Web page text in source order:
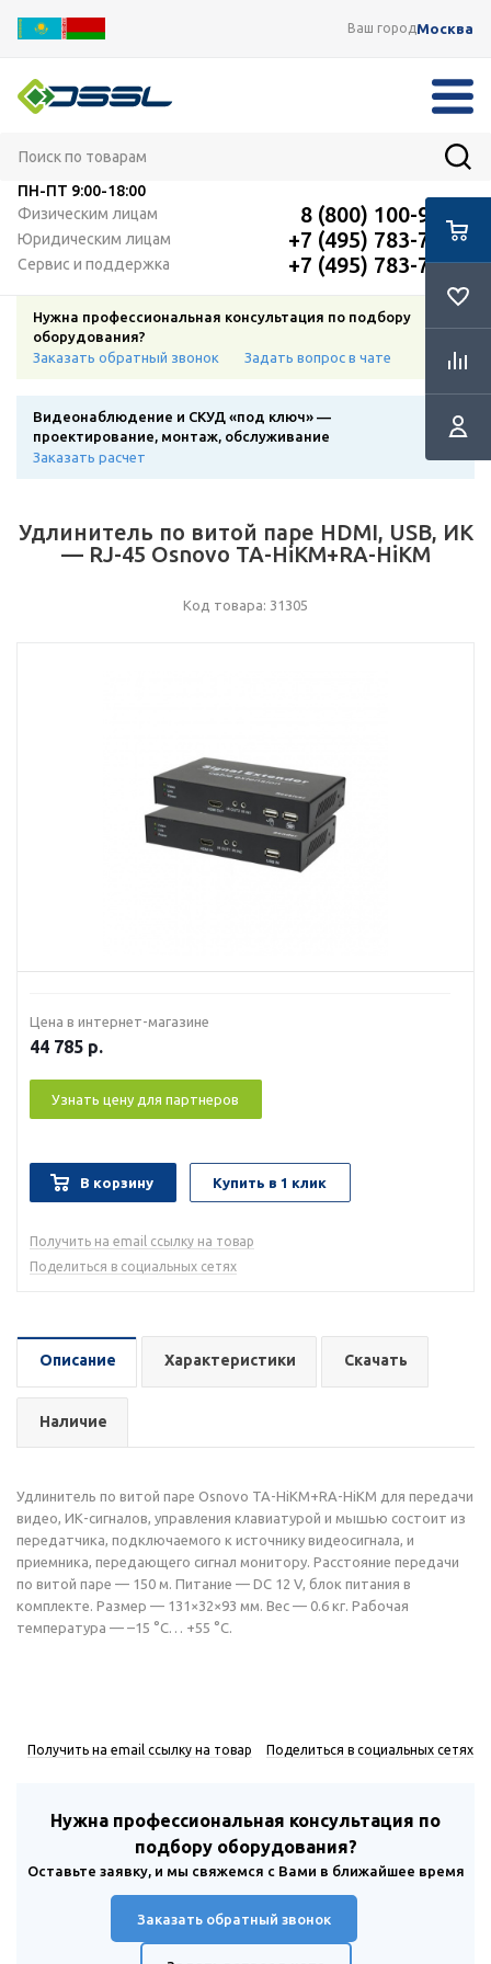
Ваш городМосква
ПН-ПТ 9:00-18:00
Физическим лицам
8 (800) 100-91-12
Юридическим лицам +7 (495) 783-72-87
Сервис и поддержка +7 (495) 783-72-87
Нужна профессиональная консультация по подбору
оборудования?
Заказать обратный звонок
Задать вопрос в чате
Видеонаблюдение и СКУД «под ключ» —
проектирование, монтаж, обслуживание
Заказать расчет
Удлинитель по витой паре HDMI, USB, ИК
— RJ-45 Osnovo TA-HiKM+RA-HiKM
Код товара: 31305
Цена в интернет-магазине
44 785 р.
Узнать цену для партнеров
В корзину Купить в 1 клик
Получить на email ссылку на товар
Поделиться в социальных сетях
Описание Характеристики Скачать
Наличие
Удлинитель по витой паре Osnovo TA-HiKM+RA-HiKM для передачи
видео, ИК-сигналов, управления клавиатурой и мышью состоит из
передатчика, подключаемого к источнику видеосигнала, и
приемника, передающего сигнал монитору. Расстояние передачи
по витой паре — 150 м. Питание — DC 12 V, блок питания в
комплекте. Размер — 131×32×93 мм. Вес — 0.6 кг. Рабочая
температура — –15 °С… +55 °С.
Получить на email ссылку на товар Поделиться в социальных сетях
Нужна профессиональная консультация по
подбору оборудования?
Оставьте заявку, и мы свяжемся с Вами в ближайшее время
Заказать обратный звонок